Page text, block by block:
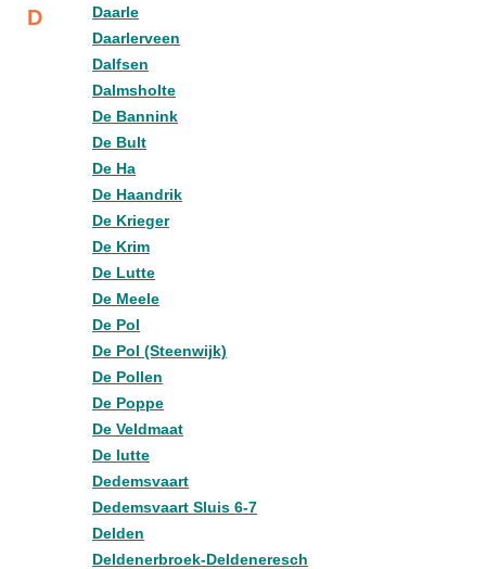
D
Daarle
Daarlerveen
Dalfsen
Dalmsholte
De Bannink
De Bult
De Ha
De Haandrik
De Krieger
De Krim
De Lutte
De Meele
De Pol
De Pol (Steenwijk)
De Pollen
De Poppe
De Veldmaat
De lutte
Dedemsvaart
Dedemsvaart Sluis 6-7
Delden
Deldenerbroek-Deldeneresch